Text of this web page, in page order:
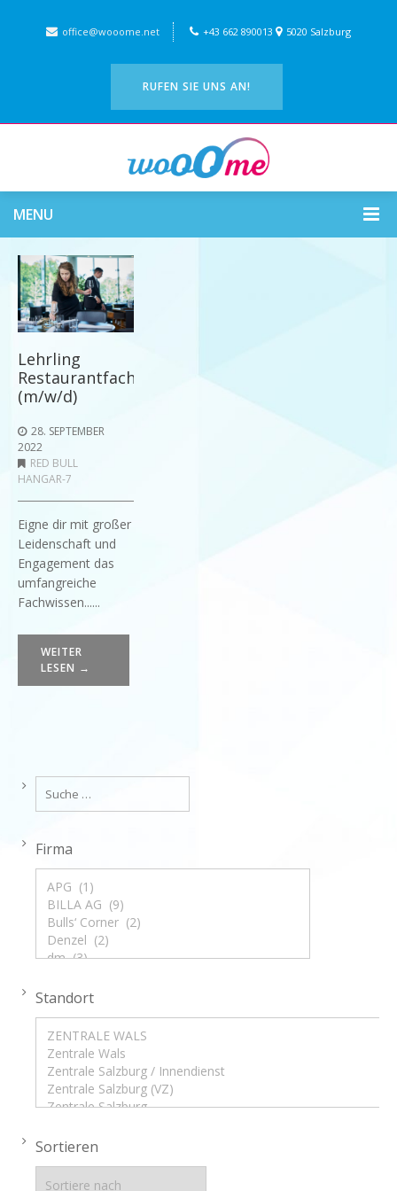
office@wooome.net +43 662 890013 5020 Salzburg
RUFEN SIE UNS AN!
MENU
Lehrling
Restaurantfachmann
(m/w/d)
28. SEPTEMBER
2022
RED BULL
HANGAR-7
Eigne dir mit großer
Leidenschaft und
Engagement das
umfangreiche
Fachwissen......
WEITER
LESEN →
Firma
Standort
Sortieren